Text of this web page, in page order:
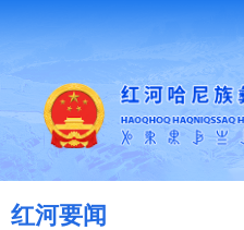
红河要闻